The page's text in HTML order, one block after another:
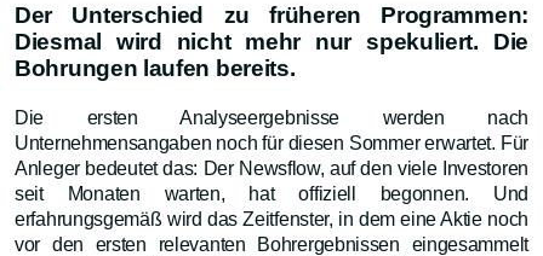
Der Unterschied zu früheren Programmen:
Diesmal wird nicht mehr nur spekuliert. Die
Bohrungen laufen bereits.
Die ersten Analyseergebnisse werden nach
Unternehmensangaben noch für diesen Sommer erwartet. Für
Anleger bedeutet das: Der Newsflow, auf den viele Investoren
seit Monaten warten, hat offiziell begonnen. Und
erfahrungsgemäß wird das Zeitfenster, in dem eine Aktie noch
vor den ersten relevanten Bohrergebnissen eingesammelt